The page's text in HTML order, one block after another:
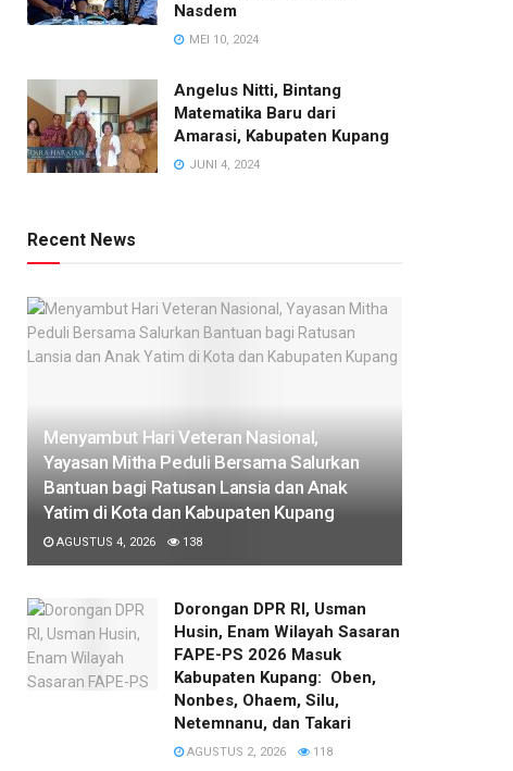
Nasdem
MEI 10, 2024
Angelus Nitti, Bintang
Matematika Baru dari
Amarasi, Kabupaten Kupang
JUNI 4, 2024
Recent News
​Menyambut Hari Veteran Nasional,
Yayasan Mitha Peduli Bersama Salurkan
Bantuan bagi Ratusan Lansia dan Anak
Yatim di Kota dan Kabupaten Kupang
AGUSTUS 4, 2026 138
Dorongan DPR RI, Usman
Husin, Enam Wilayah Sasaran
FAPE-PS 2026 Masuk
Kabupaten Kupang: Oben,
Nonbes, Ohaem, Silu,
Netemnanu, dan Takari
AGUSTUS 2, 2026 118